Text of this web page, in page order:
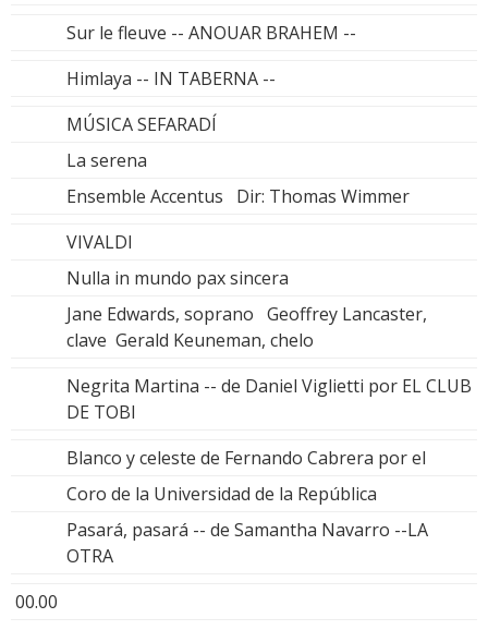
Sur le fleuve -- ANOUAR BRAHEM --
Himlaya -- IN TABERNA --
MÚSICA SEFARADÍ
La serena
Ensemble Accentus Dir: Thomas Wimmer
VIVALDI
Nulla in mundo pax sincera
Jane Edwards, soprano Geoffrey Lancaster,
clave Gerald Keuneman, chelo
Negrita Martina -- de Daniel Viglietti por EL CLUB
DE TOBI
Blanco y celeste de Fernando Cabrera por el
Coro de la Universidad de la República
Pasará, pasará -- de Samantha Navarro --LA
OTRA
00.00